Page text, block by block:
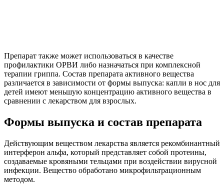
Препарат также может использоваться в качестве
профилактики ОРВИ либо назначаться при комплексной
терапии гриппа. Состав препарата активного вещества
различается в зависимости от формы выпуска: капли в нос для
детей имеют меньшую концентрацию активного вещества в
сравнении с лекарством для взрослых.
Формы выпуска и состав препарата
Действующим веществом лекарства является рекомбинантный
интерферон альфа, который представляет собой протеины,
создаваемые кровяными тельцами при воздействии вирусной
инфекции. Вещество обработано микрофильтрационным
методом.